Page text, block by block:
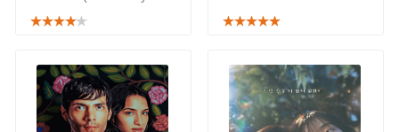
Friendship Survive?) là
thuộc thể loại tâm lý, tình
cảm được chuyển thể lại
từ bộ truyện tranh cùng
sóng trên Netflix từ ngày
bạn, tình yêu và hôn
nhân gia đình.